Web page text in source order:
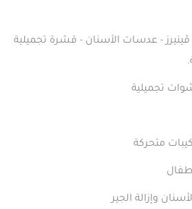
- عدسات الأسنان - قشرة تجميلية
تجميلية
متحركة
وإزالة الجير